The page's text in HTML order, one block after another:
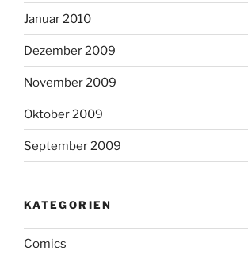
Januar 2010
Dezember 2009
November 2009
Oktober 2009
September 2009
KATEGORIEN
Comics